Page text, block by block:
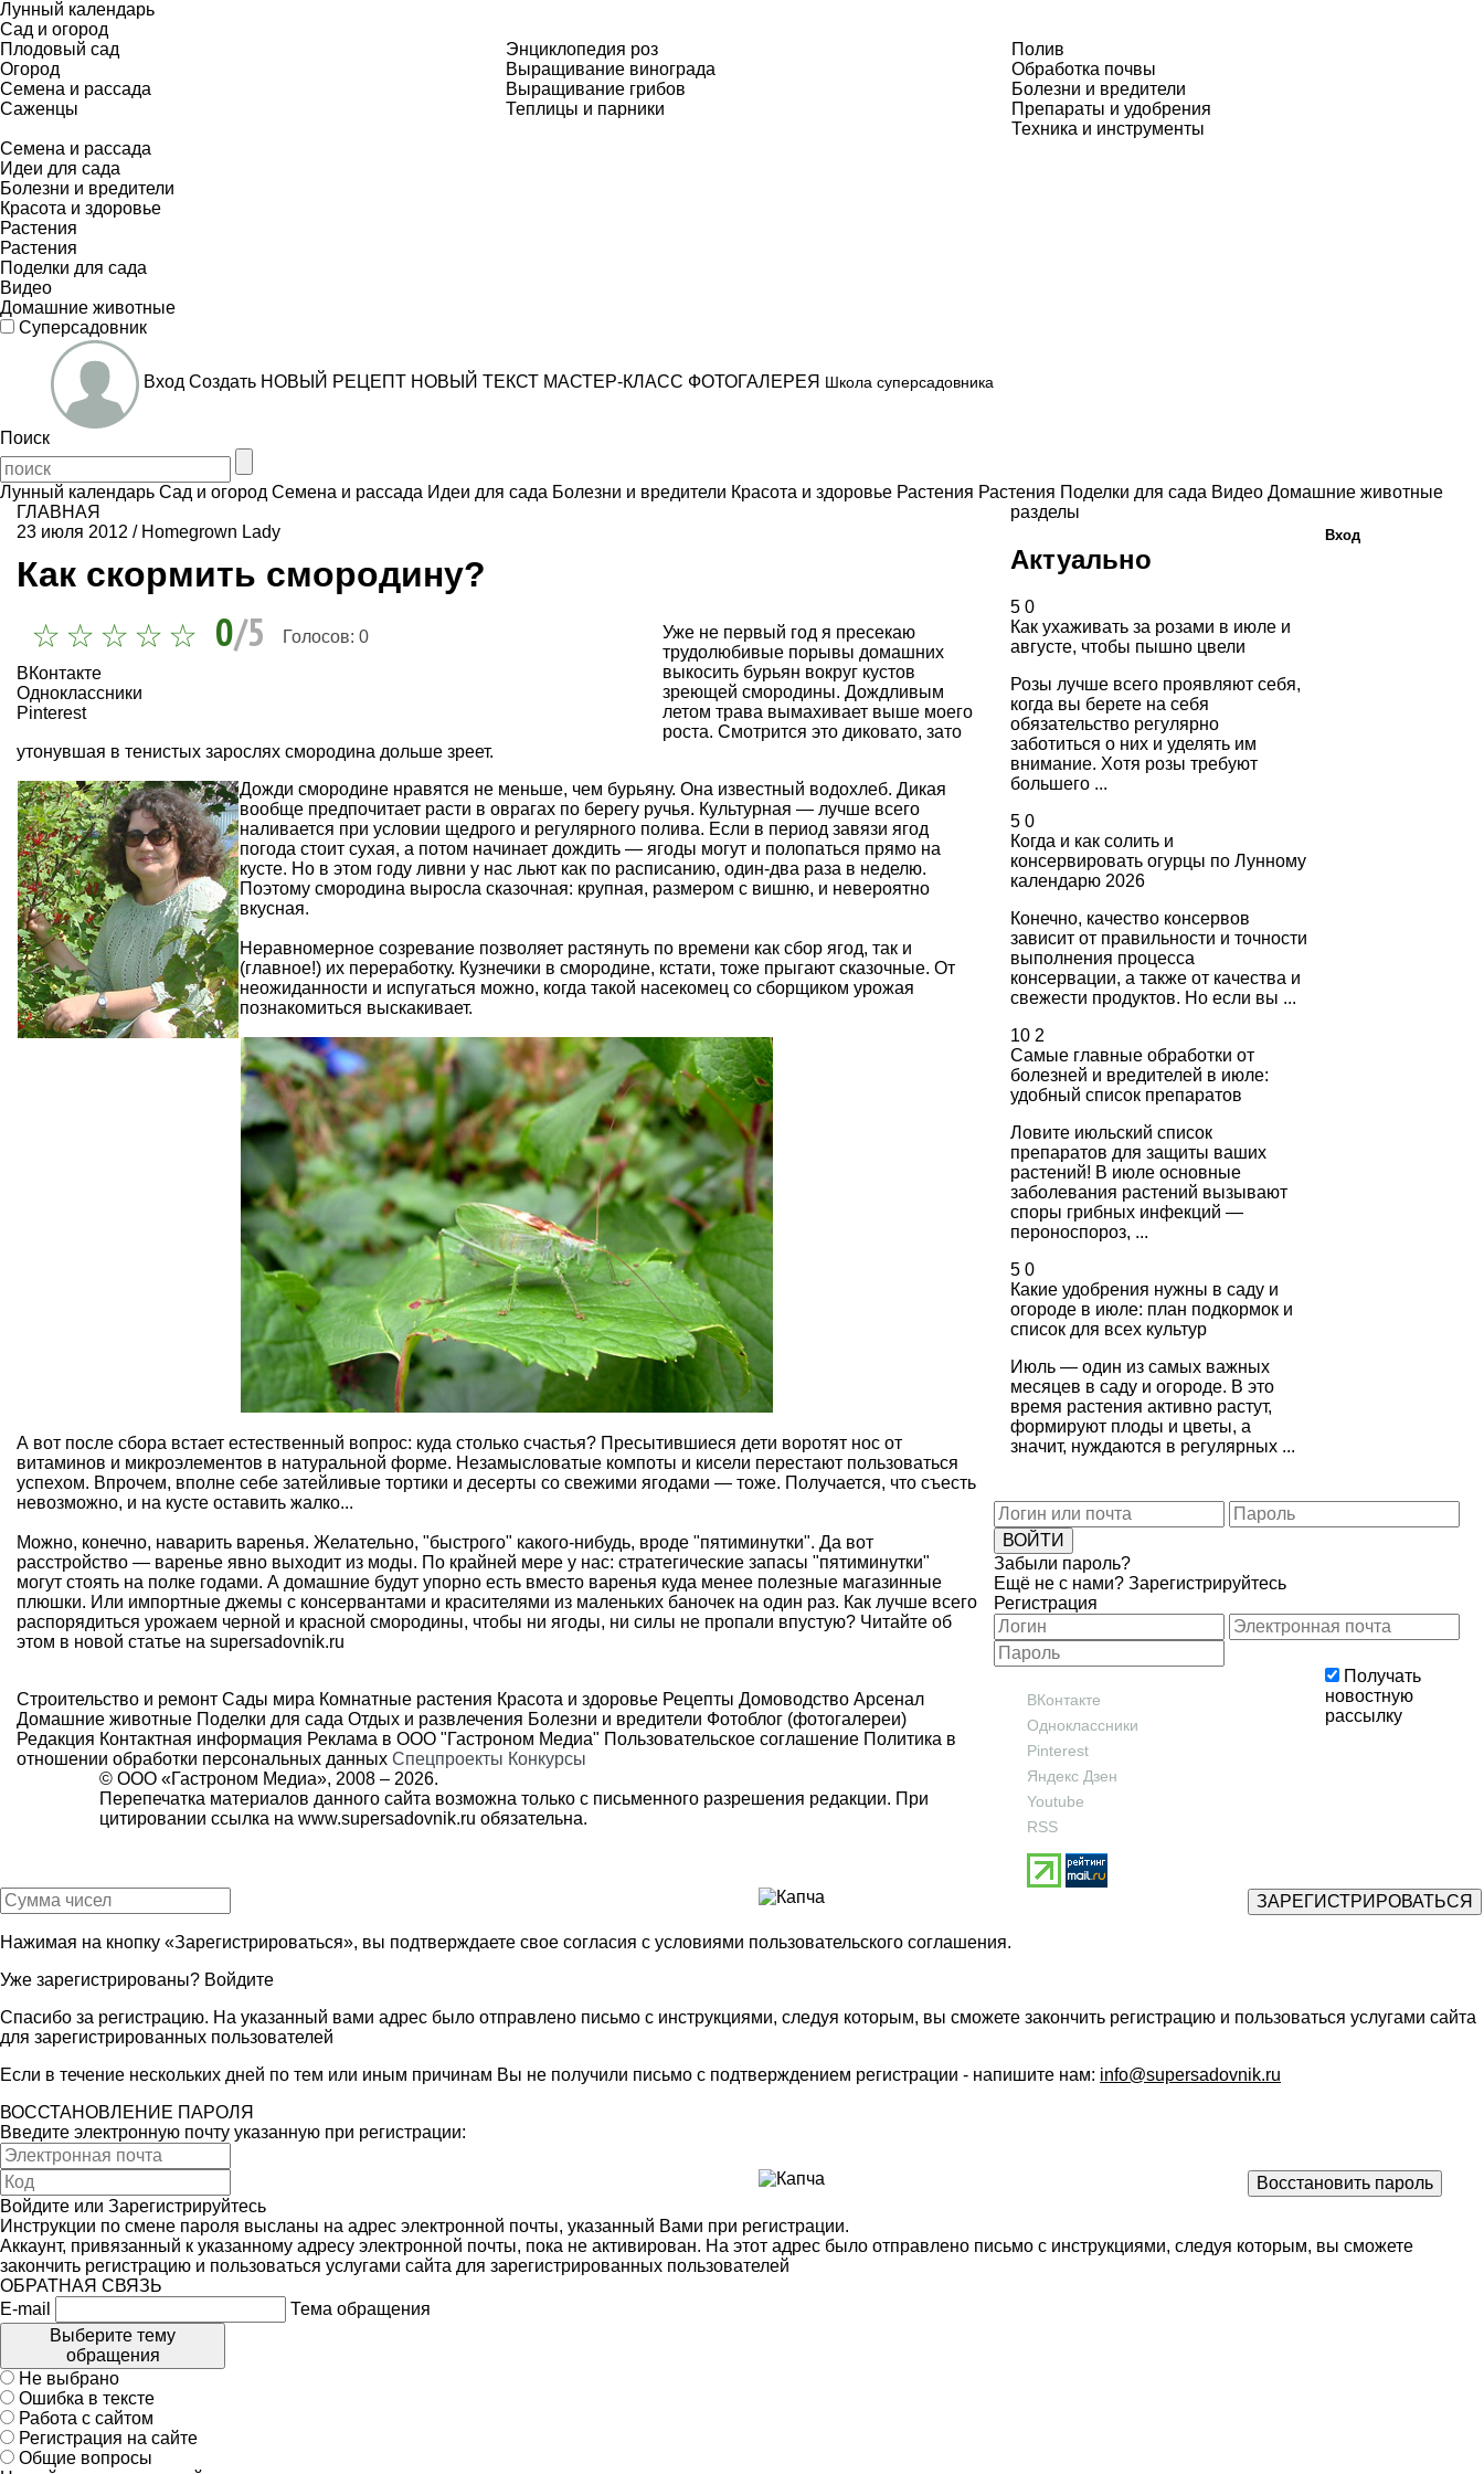
Лунный календарь
Сад и огород
Плодовый сад
Огород
Семена и рассада
Саженцы
Энциклопедия роз
Выращивание винограда
Выращивание грибов
Теплицы и парники
Полив
Обработка почвы
Болезни и вредители
Препараты и удобрения
Техника и инструменты
Семена и рассада
Идеи для сада
Болезни и вредители
Красота и здоровье
Растения
Растения
Поделки для сада
Видео
Домашние животные
Суперсадовник
Вход Создать НОВЫЙ РЕЦЕПТ НОВЫЙ ТЕКСТ МАСТЕР-КЛАСС ФОТОГАЛЕРЕЯ Школа суперсадовника
Поиск
Лунный календарь Сад и огород Семена и рассада Идеи для сада Болезни и вредители Красота и здоровье Растения Растения Поделки для сада Видео Домашние животные
ГЛАВНАЯ
23 июля 2012 / Homegrown Lady
Как скормить смородину?
0/5 Голосов: 0
ВКонтакте
Одноклассники
Pinterest
Уже не первый год я пресекаю
трудолюбивые порывы домашних
выкосить бурьян вокруг кустов
зреющей смородины. Дождливым
летом трава вымахивает выше моего
роста. Смотрится это диковато, зато
утонувшая в тенистых зарослях смородина дольше зреет.
Дожди смородине нравятся не меньше, чем бурьяну. Она известный водохлеб. Дикая
вообще предпочитает расти в оврагах по берегу ручья. Культурная — лучше всего
наливается при условии щедрого и регулярного полива. Если в период завязи ягод
погода стоит сухая, а потом начинает дождить — ягоды могут и полопаться прямо на
кусте. Но в этом году ливни у нас льют как по расписанию, один-два раза в неделю.
Поэтому смородина выросла сказочная: крупная, размером с вишню, и невероятно
вкусная.
Неравномерное созревание позволяет растянуть по времени как сбор ягод, так и
(главное!) их переработку. Кузнечики в смородине, кстати, тоже прыгают сказочные. От
неожиданности и испугаться можно, когда такой насекомец со сборщиком урожая
познакомиться выскакивает.
А вот после сбора встает естественный вопрос: куда столько счастья? Пресытившиеся дети воротят нос от
витаминов и микроэлементов в натуральной форме. Незамысловатые компоты и кисели перестают пользоваться
успехом. Впрочем, вполне себе затейливые тортики и десерты со свежими ягодами — тоже. Получается, что съесть
невозможно, и на кусте оставить жалко...
Можно, конечно, наварить варенья. Желательно, "быстрого" какого-нибудь, вроде "пятиминутки". Да вот
расстройство — варенье явно выходит из моды. По крайней мере у нас: стратегические запасы "пятиминутки"
могут стоять на полке годами. А домашние будут упорно есть вместо варенья куда менее полезные магазинные
плюшки. Или импортные джемы с консервантами и красителями из маленьких баночек на один раз. Как лучше всего
распорядиться урожаем черной и красной смородины, чтобы ни ягоды, ни силы не пропали впустую? Читайте об
этом в новой статье на supersadovnik.ru
разделы
Актуально
5 0
Как ухаживать за розами в июле и
августе, чтобы пышно цвели
Розы лучше всего проявляют себя,
когда вы берете на себя
обязательство регулярно
заботиться о них и уделять им
внимание. Хотя розы требуют
большего ...
5 0
Когда и как солить и
консервировать огурцы по Лунному
календарю 2026
Конечно, качество консервов
зависит от правильности и точности
выполнения процесса
консервации, а также от качества и
свежести продуктов. Но если вы ...
10 2
Самые главные обработки от
болезней и вредителей в июле:
удобный список препаратов
Ловите июльский список
препаратов для защиты ваших
растений! В июле основные
заболевания растений вызывают
споры грибных инфекций —
пероноспороз, ...
5 0
Какие удобрения нужны в саду и
огороде в июле: план подкормок и
список для всех культур
Июль — один из самых важных
месяцев в саду и огороде. В это
время растения активно растут,
формируют плоды и цветы, а
значит, нуждаются в регулярных ...
Строительство и ремонт Сады мира Комнатные растения Красота и здоровье Рецепты Домоводство Арсенал
Домашние животные Поделки для сада Отдых и развлечения Болезни и вредители Фотоблог (фотогалереи)
Редакция Контактная информация Реклама в ООО "Гастроном Медиа" Пользовательское соглашение Политика в
отношении обработки персональных данных Спецпроекты Конкурсы
© ООО «Гастроном Медиа», 2008 – 2026.
Перепечатка материалов данного сайта возможна только с письменного разрешения редакции. При
цитировании ссылка на www.supersadovnik.ru обязательна.
ВКонтакте
Одноклассники
Pinterest
Яндекс Дзен
Youtube
RSS
Вход
Забыли пароль?
Ещё не с нами? Зарегистрируйтесь
Регистрация
Получать
новостную
рассылку
Нажимая на кнопку «Зарегистрироваться», вы подтверждаете свое согласия с условиями пользовательского соглашения.
Уже зарегистрированы? Войдите
Спасибо за регистрацию. На указанный вами адрес было отправлено письмо с инструкциями, следуя которым, вы сможете закончить регистрацию и пользоваться услугами сайта
для зарегистрированных пользователей
Если в течение нескольких дней по тем или иным причинам Вы не получили письмо с подтверждением регистрации - напишите нам: info@supersadovnik.ru
ВОССТАНОВЛЕНИЕ ПАРОЛЯ
Введите электронную почту указанную при регистрации:
Войдите или Зарегистрируйтесь
Инструкции по смене пароля высланы на адрес электронной почты, указанный Вами при регистрации.
Аккаунт, привязанный к указанному адресу электронной почты, пока не активирован. На этот адрес было отправлено письмо с инструкциями, следуя которым, вы сможете
закончить регистрацию и пользоваться услугами сайта для зарегистрированных пользователей
ОБРАТНАЯ СВЯЗЬ
E-mail
Тема обращения
Выберите тему
обращения
Не выбрано
Ошибка в тексте
Работа с сайтом
Регистрация на сайте
Общие вопросы